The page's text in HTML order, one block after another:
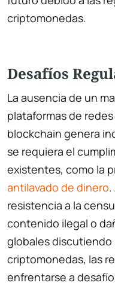
criptomonedas.
Desafíos
La ausencia de un
plataformas de
blockchain genera
se requiera el
existentes, como la
antilavado de dinero
resistencia a la
contenido ilegal o
globales discutiendo
criptomonedas, las
enfrentarse a